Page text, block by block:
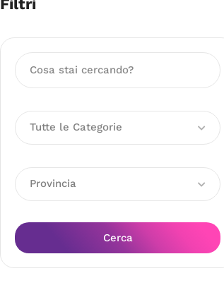
Filtri
Tutte le Categorie
Provincia
Cerca